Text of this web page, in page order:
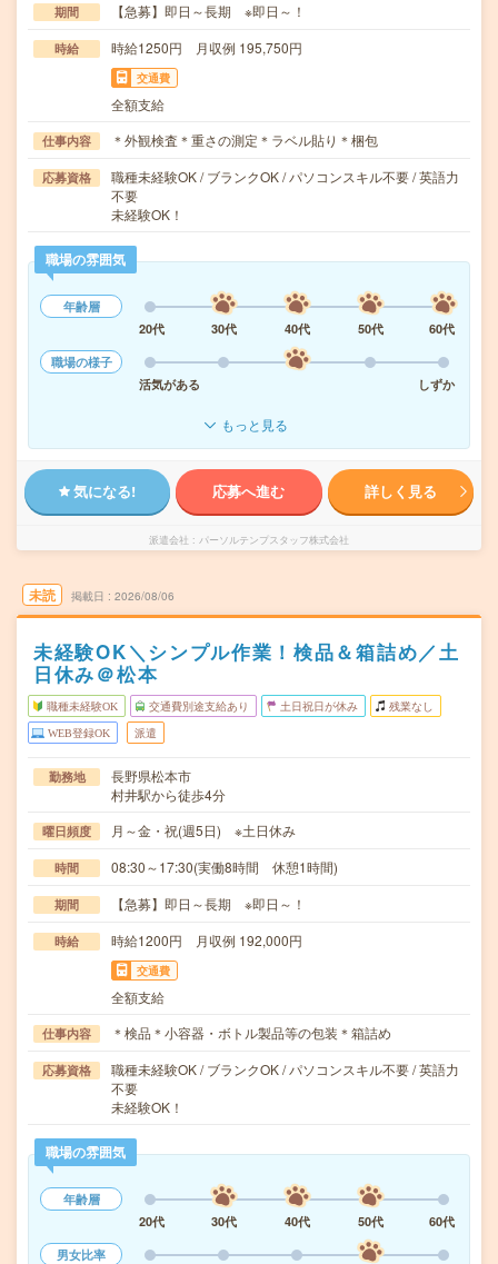
期間 【急募】即日～長期 ※即日～！
時給 時給1250円 月収例 195,750円
交通費
全額支給
仕事内容 ＊外観検査＊重さの測定＊ラベル貼り＊梱包
応募資格
職種未経験OK / ブランクOK / パソコンスキル不要 / 英語力
不要
未経験OK！
職場の雰囲気
年齢層
20代
30代 40代 50代
60代
職場の様子
活気がある
しずか
もっと見る
気になる! 応募へ進む 詳しく見る
派遣会社 パーソルテンプスタッフ株式会社
未読 掲載日 2026/08/06
未経験OK＼シンプル作業！検品＆箱詰め／土
日休み＠松本
職種未経験OK 交通費別途支給あり 土日祝日が休み 残業なし
WEB登録OK 派遣
勤務地
長野県松本市
村井駅から徒歩4分
曜日頻度 月～金・祝(週5日) ※土日休み
時間 08:30～17:30(実働8時間 休憩1時間)
期間 【急募】即日～長期 ※即日～！
時給 時給1200円 月収例 192,000円
交通費
全額支給
仕事内容 ＊検品＊小容器・ボトル製品等の包装＊箱詰め
応募資格
職種未経験OK / ブランクOK / パソコンスキル不要 / 英語力
不要
未経験OK！
職場の雰囲気
年齢層
20代
30代 40代 50代
60代
男女比率